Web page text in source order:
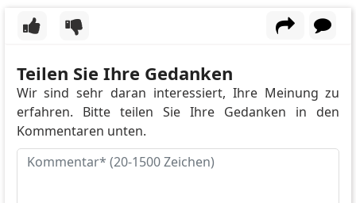
Teilen Sie Ihre Gedanken
Wir sind sehr daran interessiert, Ihre Meinung zu
erfahren. Bitte teilen Sie Ihre Gedanken in den
Kommentaren unten.